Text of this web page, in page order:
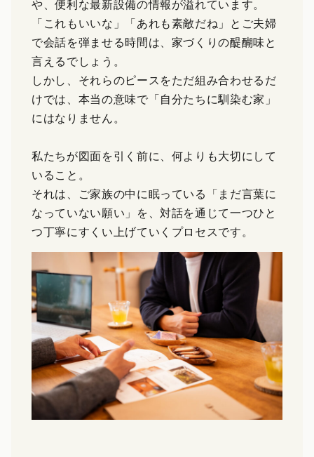
や、便利な最新設備の情報が溢れています。
「これもいいな」「あれも素敵だね」とご夫婦
で会話を弾ませる時間は、家づくりの醍醐味と
言えるでしょう。
しかし、それらのピースをただ組み合わせるだ
けでは、本当の意味で「自分たちに馴染む家」
にはなりません。
私たちが図面を引く前に、何よりも大切にして
いること。
それは、ご家族の中に眠っている「まだ言葉に
なっていない願い」を、対話を通じて一つひと
つ丁寧にすくい上げていくプロセスです。